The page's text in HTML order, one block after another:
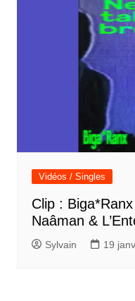
Vidéos / Singles
Clip :
Naâman &
Sylvain 19